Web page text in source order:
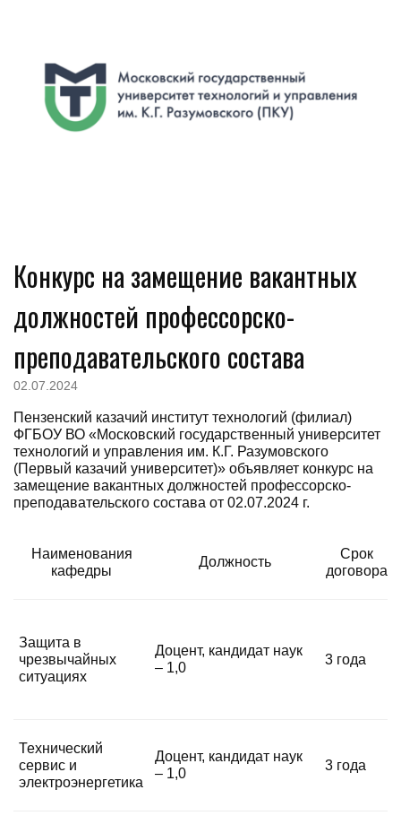
Конкурс на замещение вакантных
должностей профессорско-
преподавательского состава
02.07.2024
Пензенский казачий институт технологий (филиал)
ФГБОУ ВО «Московский государственный университет
технологий и управления им. К.Г. Разумовского
(Первый казачий университет)» объявляет конкурс на
замещение вакантных должностей профессорско-
преподавательского состава от 02.07.2024 г.
Наименования
кафедры
Должность
Срок
договора
Защита в
чрезвычайных
ситуациях
Доцент, кандидат наук
– 1,0
3 года
Технический
сервис и
электроэнергетика
Доцент, кандидат наук
– 1,0
3 года